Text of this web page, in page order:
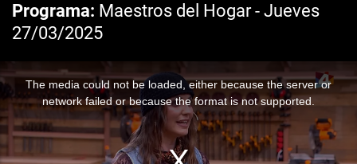
Programa Maestros del Hogar - Jueves
27/03/2025
The media could not be loaded, either because the server or
network failed or because the format is not supported.